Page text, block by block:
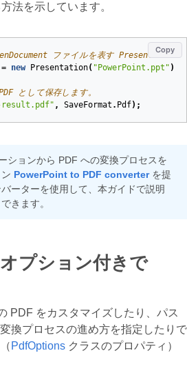
法を示しています。
Copy
ファイルを表す Presentation ク
= new Presentation( "PowerPoint.ppt" );
として保存します。
result.pdf" , SaveFormat . Pdf);
ションから PDF への変換プロセスを
PowerPoint to PDF converterを提
ーターを使用して、本ガイドで説明
きます。
プション付きで
PDF をカスタマイズしたり、パス
換プロセスの進め方を指定したりで
PdfOptions クラスのプロパティ）